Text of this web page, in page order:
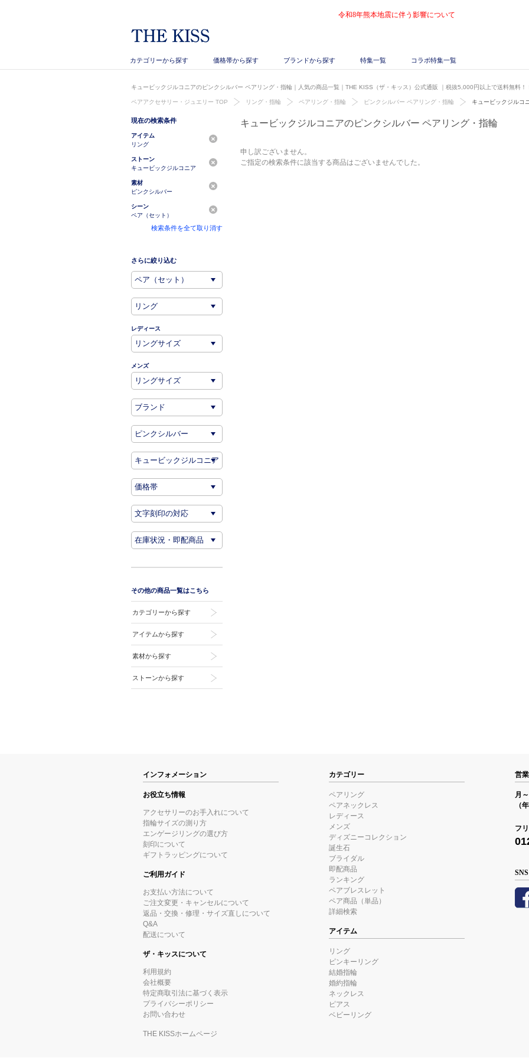
令和8年熊本地震に伴う影響について
カテゴリーから探す 価格帯から探す ブランドから探す 特集一覧 コラボ特集一覧
キュービックジルコニアのピンクシルバー ペアリング・指輪｜人気の商品一覧｜THE KISS（ザ・キッス）公式通販 ｜税抜5,000円以上で送料無料！
ペアアクセサリー・ジュエリー TOP リング・指輪 ペアリング・指輪 ピンクシルバー ペアリング・指輪 キュービックジルコ
キュービックジルコニアのピンクシルバー ペアリング・指輪
申し訳ございません。
ご指定の検索条件に該当する商品はございませんでした。
現在の検索条件
アイテム
リング
ストーン
キュービックジルコニア
素材
ピンクシルバー
シーン
ペア（セット）
検索条件を全て取り消す
さらに絞り込む
レディース
メンズ
その他の商品一覧はこちら
カテゴリーから探す
アイテムから探す
素材から探す
ストーンから探す
インフォメーション
お役立ち情報
アクセサリーのお手入れについて
指輪サイズの測り方
エンゲージリングの選び方
刻印について
ギフトラッピングについて
ご利用ガイド
お支払い方法について
ご注文変更・キャンセルについて
返品・交換・修理・サイズ直しについて
Q&A
配送について
ザ・キッスについて
利用規約
会社概要
特定商取引法に基づく表示
プライバシーポリシー
お問い合わせ
THE KISSホームページ
カテゴリー
ペアリング
ペアネックレス
レディース
メンズ
ディズニーコレクション
誕生石
ブライダル
即配商品
ランキング
ペアブレスレット
ペア商品（単品）
詳細検索
アイテム
リング
ピンキーリング
結婚指輪
婚約指輪
ネックレス
ピアス
ベビーリング
営
月
（
フ
SNS